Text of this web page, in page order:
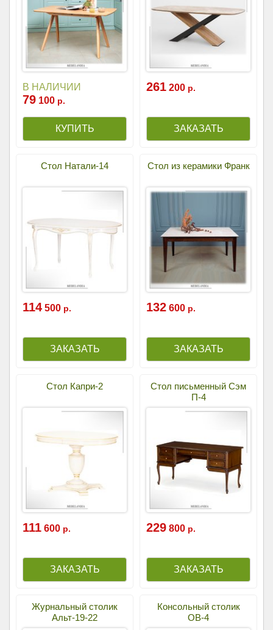
В НАЛИЧИИ
79 100 р.
261 200 р.
Стол Натали-14
114 500 р.
Стол из керамики Франк
132 600 р.
Стол Капри-2
111 600 р.
Стол письменный Сэм
П-4
229 800 р.
Журнальный столик
Альт-19-22
Консольный столик
ОВ-4